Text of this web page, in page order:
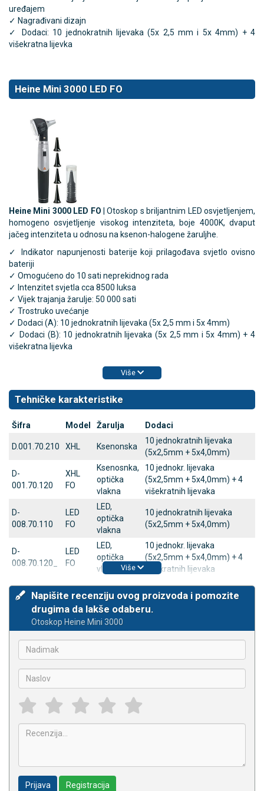
uređajem
✓ Nagrađivani dizajn
✓ Dodaci: 10 jednokratnih lijevaka (5x 2,5 mm i 5x 4mm) + 4
višekratna lijevka
Heine Mini 3000 LED FO
Heine Mini 3000 LED FO | Otoskop s briljantnim LED osvjetljenjem,
homogeno osvjetljenje visokog intenziteta, boje 4000K, dvaput
jačeg intenziteta u odnosu na ksenon-halogene žaruljhe.
✓ Indikator napunjenosti baterije koji prilagođava svjetlo ovisno
bateriji
✓ Omogućeno do 10 sati neprekidnog rada
✓ Intenzitet svjetla cca 8500 luksa
✓ Vijek trajanja žarulje: 50 000 sati
✓ Trostruko uvećanje
✓ Dodaci (A): 10 jednokratnih lijevaka (5x 2,5 mm i 5x 4mm)
✓ Dodaci (B): 10 jednokratnih lijevaka (5x 2,5 mm i 5x 4mm) + 4
višekratna lijevka
Više
Tehničke karakteristike
Šifra Model Žarulja Dodaci
D.001.70.210 XHL Ksenonska
10 jednokratnih lijevaka
(5x2,5mm + 5x4,0mm)
D-
001.70.120
XHL
FO
Ksenosnka,
optička
vlakna
10 jednokr. lijevaka
(5x2,5mm + 5x4,0mm) + 4
višekratnih lijevaka
D-
008.70.110
LED
FO
LED,
optička
vlakna
10 jednokratnih lijevaka
(5x2,5mm + 5x4,0mm)
D-
008.70.120_
LED
FO
LED,
optička
vlakna
10 jednokr. lijevaka
(5x2,5mm + 5x4,0mm) + 4
višekratnih lijevaka
Više
Napišite recenziju ovog proizvoda i pomozite
drugima da lakše odaberu.
Otoskop Heine Mini 3000
Prijava Registracija